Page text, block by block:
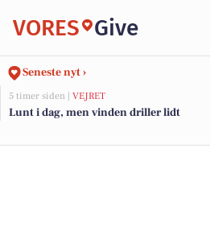
VORES Give
Seneste nyt ›
5 timer siden | VEJRET
Lunt i dag, men vinden driller lidt